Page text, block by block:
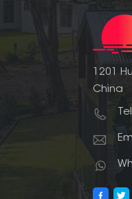
1201
China